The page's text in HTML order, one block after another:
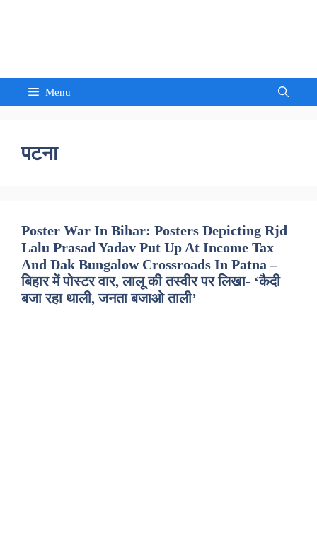
Menu
पटना
Poster War In Bihar: Posters Depicting Rjd
Lalu Prasad Yadav Put Up At Income Tax
And Dak Bungalow Crossroads In Patna –
बिहार में पोस्टर वार, लालू की तस्वीर पर लिखा- ‘कैदी
बजा रहा थाली, जनता बजाओ ताली’